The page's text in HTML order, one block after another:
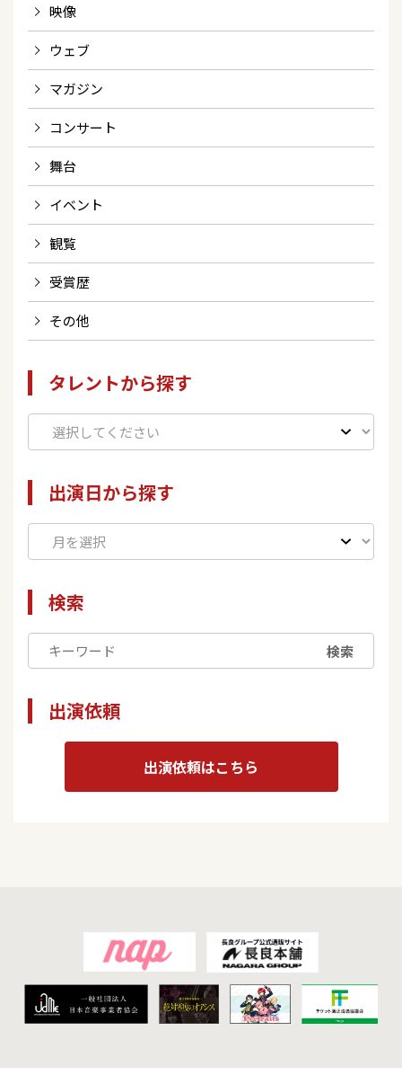
映像
ウェブ
マガジン
コンサート
舞台
イベント
観覧
受賞歴
その他
タレントから探す
出演日から探す
検索
検索
出演依頼
出演依頼はこちら